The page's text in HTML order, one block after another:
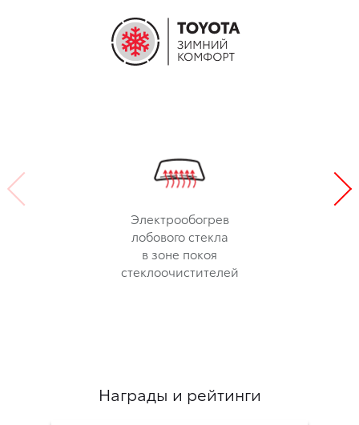
Электрообогрев
лобового стекла
в зоне покоя
стеклоочистителей
Награды и рейтинги